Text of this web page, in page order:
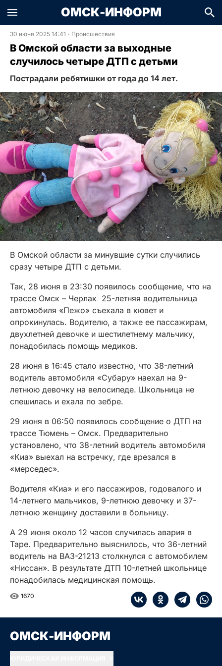
ОМСК-ИНФОРМ
30 июня 2025 14:41 · Происшествия
В Омской области за выходные
случилось четыре ДТП с детьми
Пострадали ребятишки от года до 14 лет.
В Омской области за минувшие сутки случились
сразу четыре ДТП с детьми.
Так, 28 июня в 23:30 появилось сообщение, что на
трассе Омск – Черлак 25-летняя водительница
автомобиля «Пежо» съехала в кювет и
опрокинулась. Водителю, а также ее пассажирам,
двухлетней девочке и шестилетнему мальчику,
понадобилась помощь медиков.
28 июня в 16:45 стало известно, что 38-летний
водитель автомобиля «Субару» наехал на 9-
летнюю девочку на велосипеде. Школьница не
спешилась и ехала по зебре.
29 июня в 06:50 появилось сообщение о ДТП на
трассе Тюмень – Омск. Предварительно
установлено, что 38-летний водитель автомобиля
«Киа» выехал на встречку, где врезался в
«мерседес».
Водителя «Киа» и его пассажиров, годовалого и
14-летнего мальчиков, 9-летнюю девочку и 37-
летнюю женщину доставили в больницу.
А 29 июня около 12 часов случилась авария в
Таре. Предварительно выяснилось, что 36-летний
водитель на ВАЗ-21213 столкнулся с автомобилем
«Ниссан». В результате ДТП 10-летней школьнице
понадобилась медицинская помощь.
1670
ОМСК-ИНФОРМ